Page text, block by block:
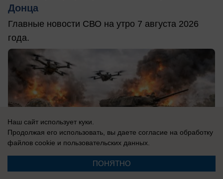
Донца
Главные новости СВО на утро 7 августа 2026
года.
Наш сайт использует куки.
Продолжая его использовать, вы даете согласие на обработку
файлов cookie и пользовательских данных.
ПОНЯТНО